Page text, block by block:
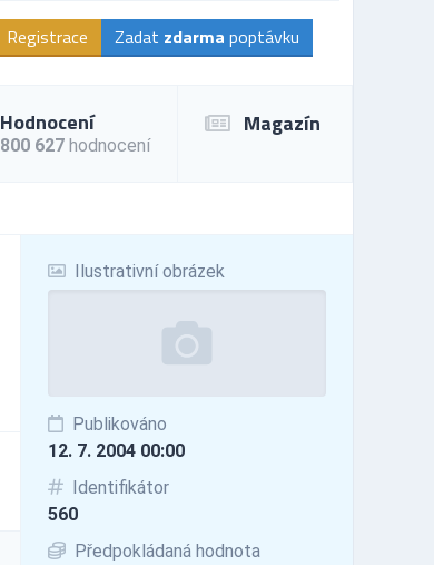
Registrace Zadat zdarma poptávku
Hodnocení
800 627 hodnocení
Magazín
Ilustrativní obrázek
Publikováno
12. 7. 2004 00:00
Identifikátor
560
Předpokládaná hodnota